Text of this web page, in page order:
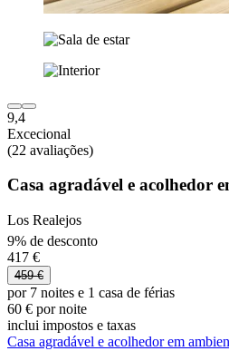
9,4
Excecional
(22 avaliações)
Casa agradável e acolhedor
Los Realejos
9% de desconto
417 €
459 €
por 7 noites e 1 casa de férias
60 € por noite
inclui impostos e taxas
Casa agradável e acolhedor em